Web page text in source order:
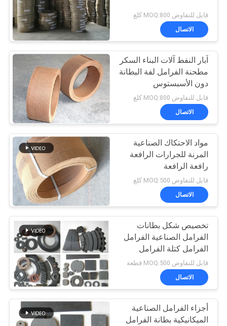
خريطة
الموقع
PRIVACY
POLICY
مادة كتلة الفرامل
34
مادة بطانة الفرامل
المنسوجة
32
بطانة الفرامل
الصناعية
29
قابل للتفاوض MOQ:800 كلغ
الاتصال
آبار النفط آلات البناء السكر
مطحنة الفرامل لفة البطانة
دون الأسبستوس
قابل للتفاوض MOQ:800 كلغ
الاتصال
مواد الاحتكاك الصناعية
المرنة للجرارات الرافعة
رافعة الرافعة
قابل للتفاوض MOQ:500 كلغ
الاتصال
تخصيص شكل بطانات
الفرامل الصناعية الفرامل
الفرامل كتلة الفرامل
الفرامل
قابل للتفاوض MOQ:500 قطعة
الاتصال
أجزاء الفرامل الصناعية
الميكانيكية بطانة الفرامل